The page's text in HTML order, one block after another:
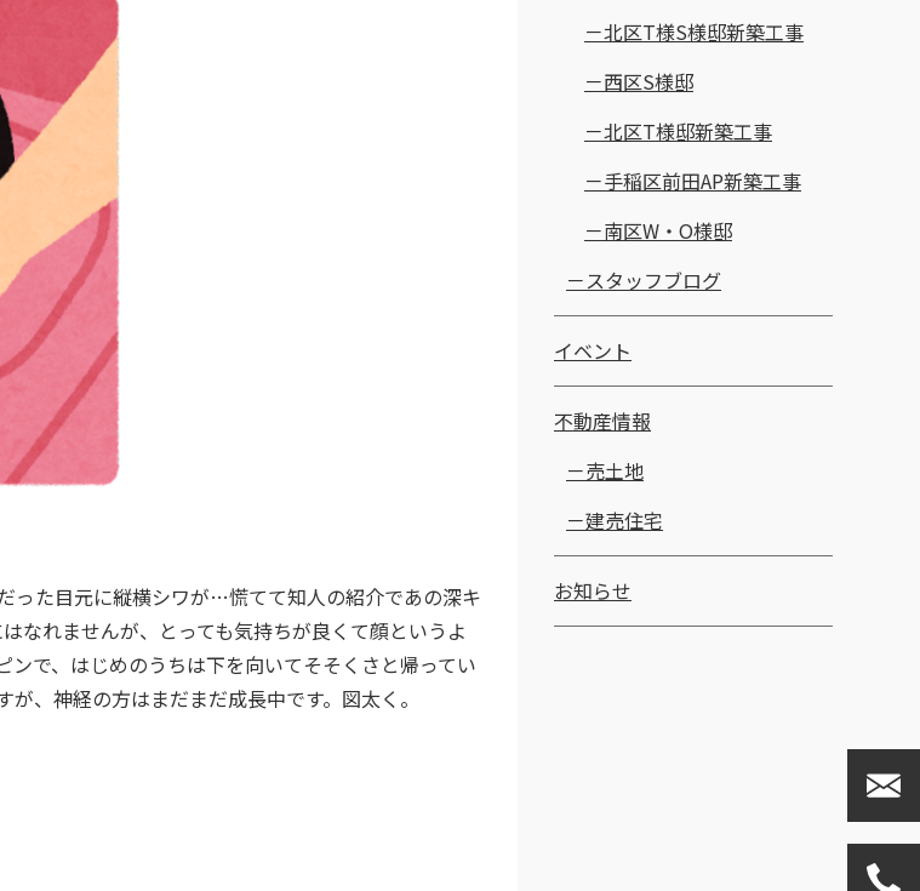
った目元に縦横シワが…慌てて知人の紹介であの深キ
なれませんが、とっても気持ちが良くて顔というよ
で、はじめのうちは下を向いてそそくさと帰ってい
、神経の方はまだまだ成長中です。図太く。
北区T様S様邸新築工事
西区S様邸
北区T様邸新築工事
手稲区前田AP新築工事
南区W・O様邸
スタッフブログ
イベント
不動産情報
売土地
建売住宅
お知らせ